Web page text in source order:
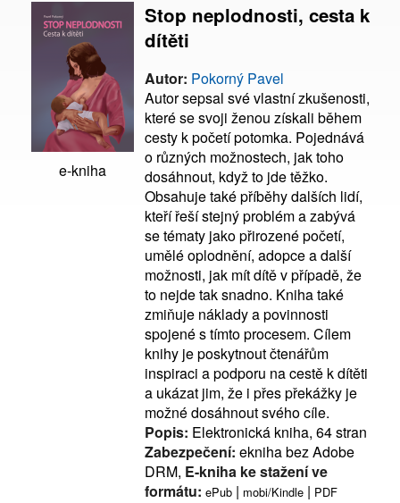
e-kniha
Stop neplodnosti, cesta k
dítěti
Autor: Pokorný Pavel
Autor sepsal své vlastní zkušenosti,
které se svoji ženou získali během
cesty k početí potomka. Pojednává
o různých možnostech, jak toho
dosáhnout, když to jde těžko.
Obsahuje také příběhy dalších lidí,
kteří řeší stejný problém a zabývá
se tématy jako přirozené početí,
umělé oplodnění, adopce a další
možnosti, jak mít dítě v případě, že
to nejde tak snadno. Kniha také
zmiňuje náklady a povinnosti
spojené s tímto procesem. Cílem
knihy je poskytnout čtenářům
inspiraci a podporu na cestě k dítěti
a ukázat jim, že i přes překážky je
možné dosáhnout svého cíle.
Popis: Elektronická kniha, 64 stran
Zabezpečení: ekniha bez Adobe
DRM, E-kniha ke stažení ve
formátu: ePub | mobi/Kindle | PDF